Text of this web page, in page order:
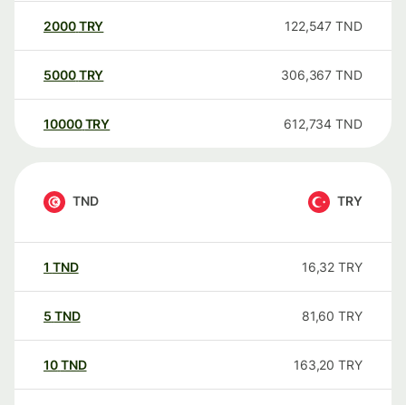
2000TRY 122,547 TND
5000TRY 306,367 TND
10000 TRY 612,734 TND
TND TRY
1 TND 16,32 TRY
5 TND 81,60 TRY
10TND 163,20 TRY